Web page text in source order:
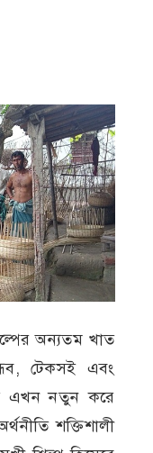
অন্যতম খাত
টেকসই এবং
এখন নতুন করে
শক্তিশালী